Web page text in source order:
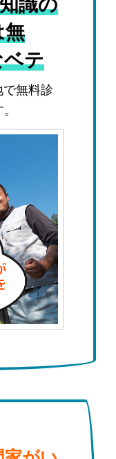
識の
無
ベテ
で無料診